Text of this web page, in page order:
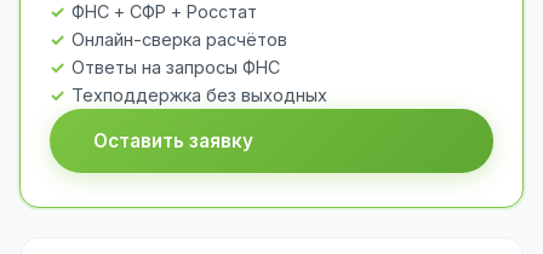
ФНС + СФР + Росстат
Онлайн-сверка расчётов
Ответы на запросы ФНС
Техподдержка без выходных
Оставить заявку